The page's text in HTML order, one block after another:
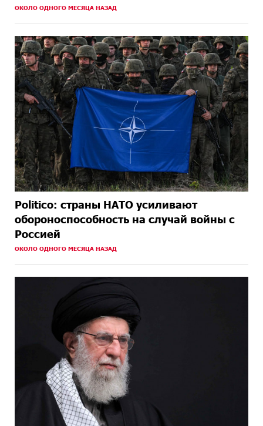
ОКОЛО ОДНОГО МЕСЯЦА НАЗАД
Politico: страны НАТО усиливают
обороноспособность на случай войны с
Россией
ОКОЛО ОДНОГО МЕСЯЦА НАЗАД